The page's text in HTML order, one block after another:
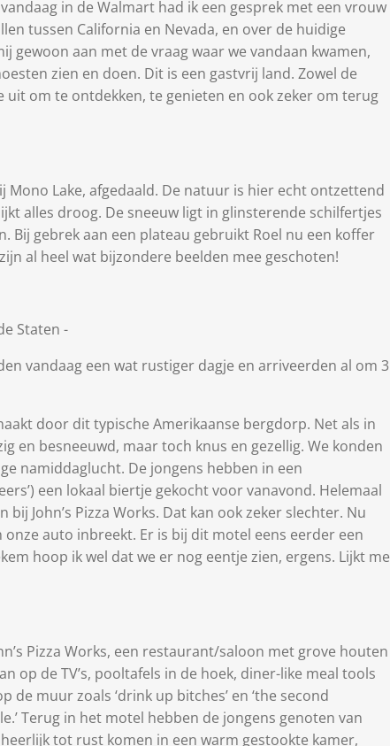
in de Walmart had ik een gesprek met een vrouw
tussen California en Nevada, en over de huidige
gewoon aan met de vraag waar we vandaan kwamen,
zien en doen. Dit is een gastvrij land. Zowel de
uit om te ontdekken, te genieten en ook zeker om terug
Mono Lake, afgedaald. De natuur is hier echt ontzettend
alles droog. De sneeuw ligt in glinsterende schilfertjes
Bij gebrek aan een plateau gebruikt Roel nu een koffer
al heel wat bijzondere beelden mee geschoten!
Staten -
vandaag een wat rustiger dagje en arriveerden al om 3
door dit typische Amerikaanse bergdorp. Net als in
en besneeuwd, maar toch knus en gezellig. We konden
namiddaglucht. De jongens hebben in een
een lokaal biertje gekocht voor vanavond. Helemaal
bij John’s Pizza Works. Dat kan ook zeker slechter. Nu
auto inbreekt. Er is bij dit motel eens eerder een
hoop ik wel dat we er nog eentje zien, ergens. Lijkt me
Pizza Works, een restaurant/saloon met grove houten
op de TV’s, pooltafels in de hoek, diner-like meal tools
de muur zoals ‘drink up bitches’ en ‘the second
Terug in het motel hebben de jongens genoten van
tot rust komen in een warm gestookte kamer,